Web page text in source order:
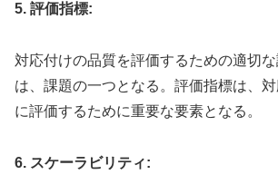
5. 評価指標:
対応付けの品質を評価するための適切
は、課題の一つとなる。評価指標は、
に評価するために重要な要素となる。
6. スケーラビリティ: